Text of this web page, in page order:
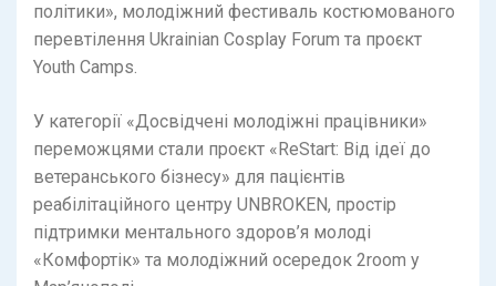
політики», молодіжний фестиваль костюмованого
перевтілення Ukrainian Cosplay Forum та проєкт
Youth Camps.
У категорії «Досвідчені молодіжні працівники»
переможцями стали проєкт «ReStart: Від ідеї до
ветеранського бізнесу» для пацієнтів
реабілітаційного центру UNBROKEN, простір
підтримки ментального здоров’я молоді
«Комфортік» та молодіжний осередок 2room у